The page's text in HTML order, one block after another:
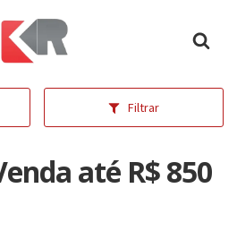
Página inicial
Filtrar
até R$ 850